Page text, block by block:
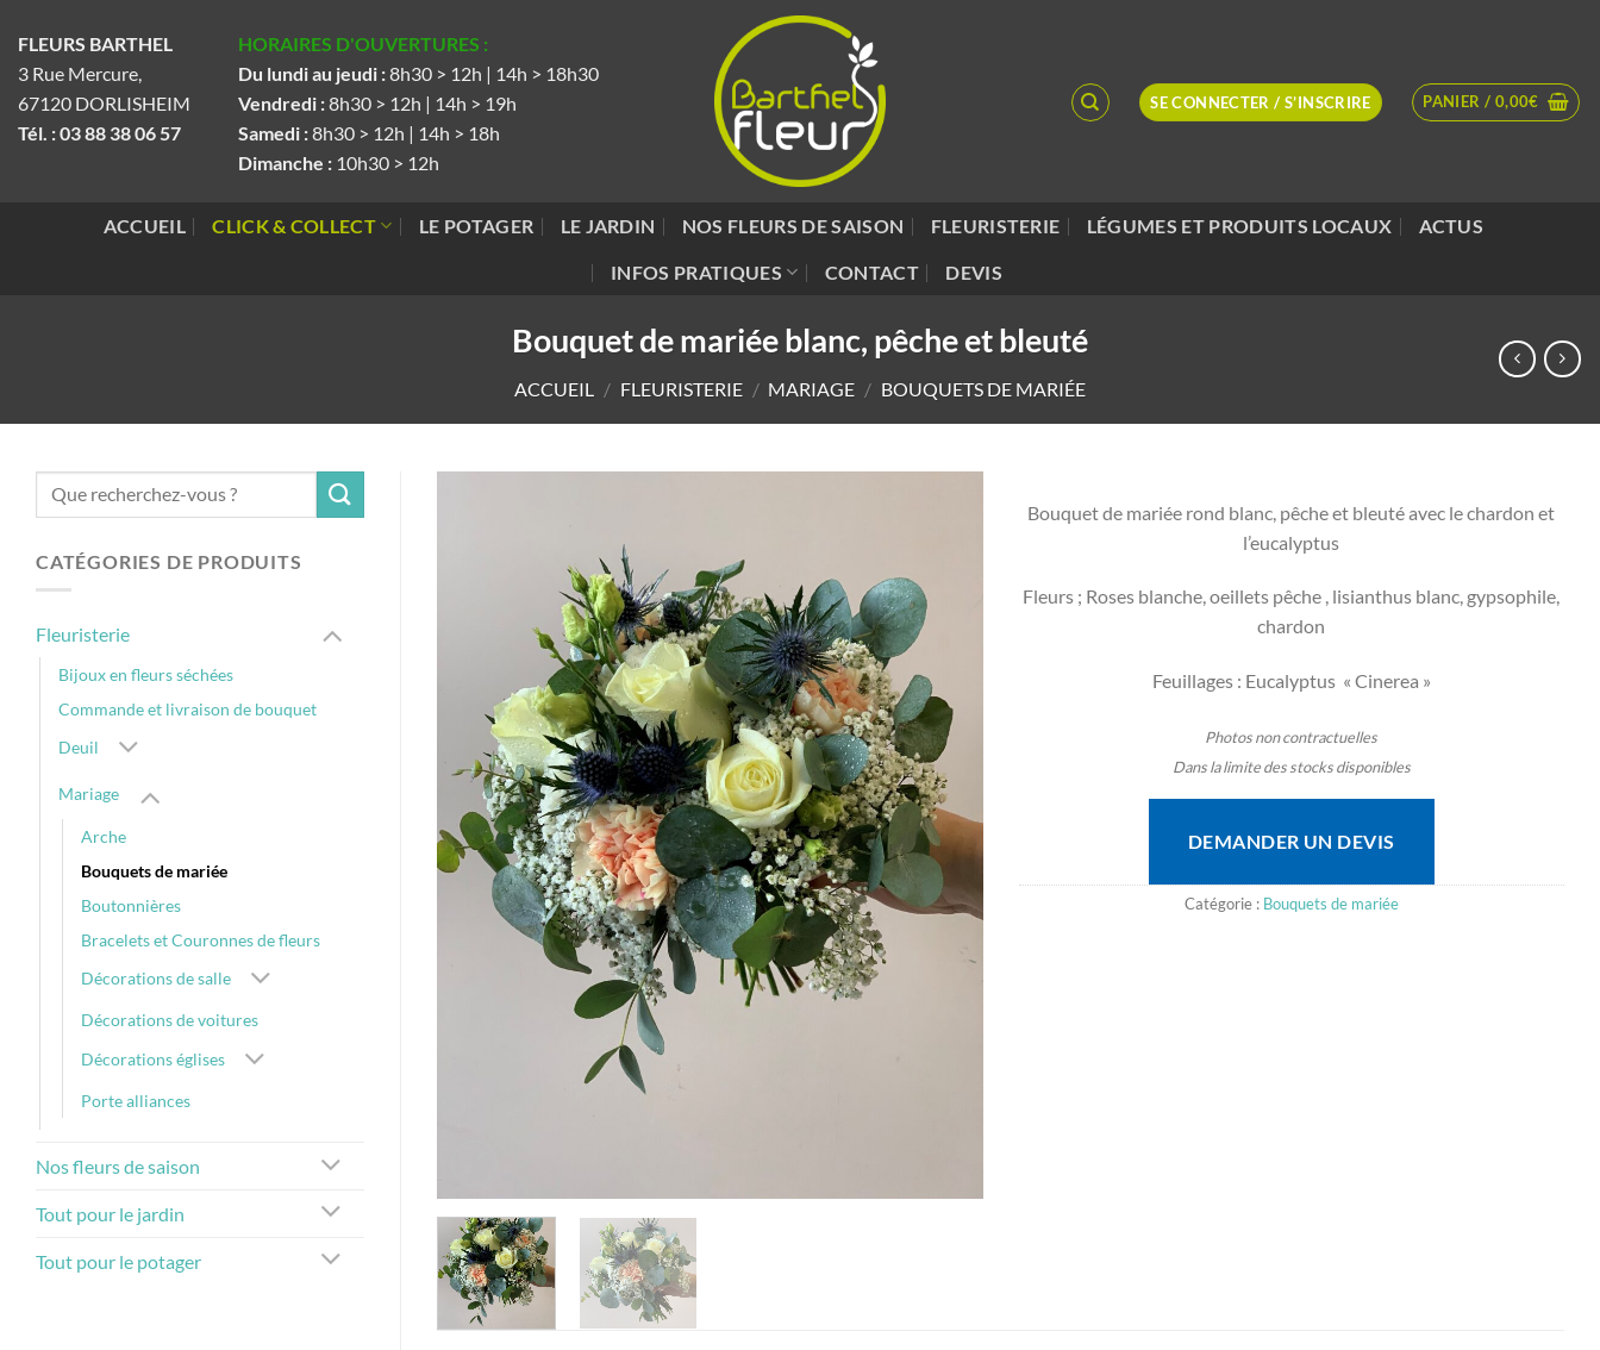
contenu
FLEURS BARTHEL
3 Rue Mercure,
67120 DORLISHEIM
Tél. : 03 88 38 06 57
HORAIRES D'OUVERTURES :
Du lundi au jeudi :8h30 > 12h | 14h > 18h30
Vendredi :8h30 > 12h | 14h > 19h
Samedi :8h30 > 12h | 14h > 18h
Dimanche : 10h30 > 12h
SE CONNECTER / S’INSCRIRE PANIER / 0,00€
ACCUEIL CLICK & COLLECT LE POTAGER LE JARDIN NOS FLEURS DE SAISON FLEURISTERIE LÉGUMES ET PRODUITS LOCAUX ACTUS
INFOS PRATIQUES CONTACT DEVIS
Bouquet de mariée blanc, pêche et bleuté
ACCUEIL / FLEURISTERIE / MARIAGE / BOUQUETS DE MARIÉE
Recherche
pour :
CATÉGORIES DE PRODUITS
Fleuristerie
Bijoux en fleurs séchées
Commande et livraison de bouquet
Deuil
Mariage
Arche
Bouquets de mariée
Boutonnières
Bracelets et Couronnes de fleurs
Décorations de salle
Décorations de voitures
Décorations églises
Porte alliances
Nos fleurs de saison
Tout pour le jardin
Tout pour le potager
Bouquet de mariée rond blanc, pêche et bleuté avec le chardon et
l’eucalyptus
Fleurs ; Roses blanche, oeillets pêche , lisianthus blanc, gypsophile,
chardon
Feuillages : Eucalyptus « Cinerea »
Photos non contractuelles
Dans la limite des stocks disponibles
DEMANDER UN DEVIS
Catégorie : Bouquets de mariée